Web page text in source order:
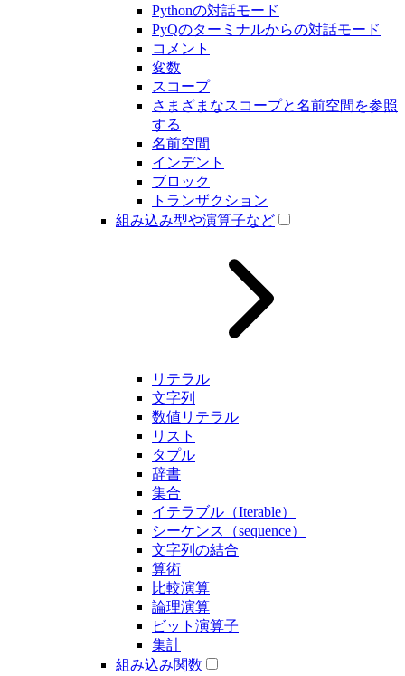
Pythonの対話モード
PyQのターミナルからの対話モード
コメント
変数
スコープ
さまざまなスコープと名前空間を参照
する
名前空間
インデント
ブロック
トランザクション
組み込み型や演算子など
リテラル
文字列
数値リテラル
リスト
タプル
辞書
集合
イテラブル（Iterable）
シーケンス（sequence）
文字列の結合
算術
比較演算
論理演算
ビット演算子
集計
組み込み関数